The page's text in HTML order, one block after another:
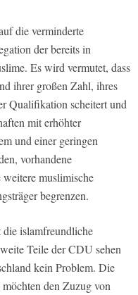
die verminderte
der bereits in
Es wird vermutet, dass
ihrer großen Zahl, ihres
Qualifikation scheitert und
mit erhöhter
und einer geringen
vorhandene
muslimische
begrenzen.
islamfreundliche
Teile der CDU sehen
kein Problem. Die
den Zuzug von